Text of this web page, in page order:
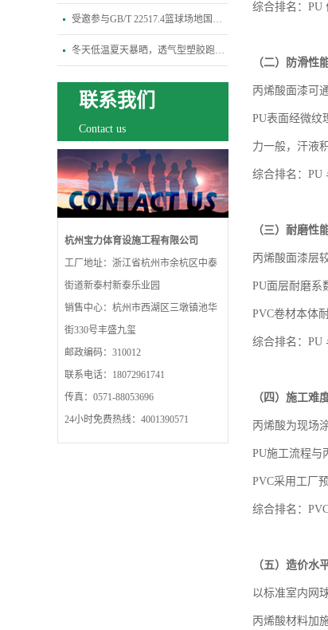
综合排名： PU
（二） 防滑性
丙烯酸面漆可
PU表面经微纹
力一般，汗液
综合排名： PU
（三） 耐磨性
丙烯酸面漆层
PU面层耐磨系
PVC卷材本体
综合排名： PU
（四） 施工难
丙烯酸为现场
PU施工流程与
PVC采用工厂
综合排名：
（五） 造价水
以标准室内网
丙烯酸材料加
受邀参与GB/T 22517.4篮球场地国标修订研讨会-杭州宝力体育
冬天低温夏天暴晒，透气型塑胶跑道会变硬开裂吗？
联系我们
Contact us
杭州宝力体育设施工程有限公司
工厂地址：浙江省杭州市余杭区中泰
街道新泰村新泰乐业园
销售中心：杭州市西湖区三墩镇池华
街330号丰盛九玺
邮政编码：310012
联系电话：18072961741
传真：0571-88053696
24小时免费热线：4001390571